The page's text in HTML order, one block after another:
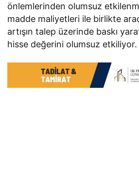
önlemlerinden olumsuz
madde maliyetleri ile birlikte
artışın talep üzerinde baskı
hisse değerini olumsuz etkiliyor.